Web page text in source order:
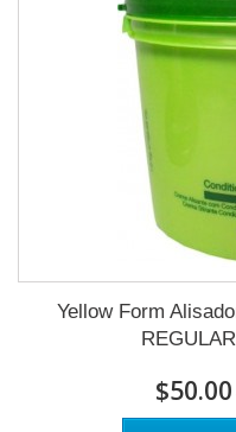
Yellow Form
$50.00